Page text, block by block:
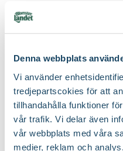
Denna webbplats
Vi använder
tredjepartscokies för att
tillhandahålla funktioner
vår trafik. Vi delar även
vår webbplats med våra
medier, reklam och
Krukstorlek
Växtsätt Buskigt, Kompakt
Blomfärg Lila, Purpur
Bladfärg Grön
Skötselråd
Vatten Behöver regelbunden
Näring Pelargonnäring
Jordprodukter Pelargonjord
Köp till för ett lyckat